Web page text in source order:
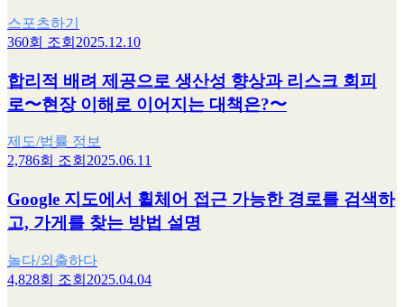
스포츠하기
360회 조회 2025.12.10
합리적 배려 제공으로 생산성 향상과 리스크 회피
로〜현장 이해로 이어지는 대책은?〜
제도/법률 정보
2,786회 조회 2025.06.11
Google 지도에서 휠체어 접근 가능한 경로를 검색하
고, 가게를 찾는 방법 설명
놀다/외출하다
4,828회 조회 2025.04.04